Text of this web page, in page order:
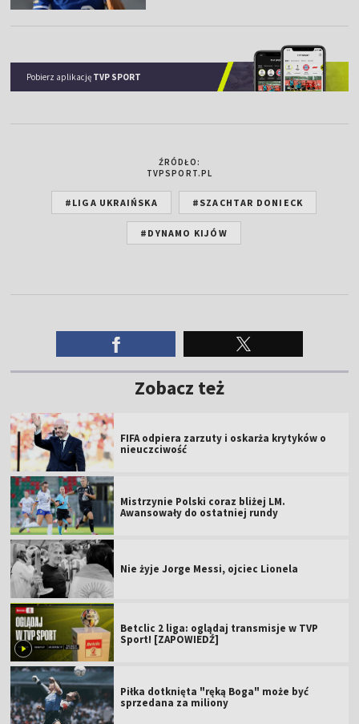
Pobierz aplikację TVP SPORT
ŹRÓDŁO:
TVPSPORT.PL
#LIGA UKRAIŃSKA #SZACHTAR DONIECK
#DYNAMO KIJÓW
Zobacz też
FIFA odpiera zarzuty i oskarża krytyków o
nieuczciwość
Mistrzynie Polski coraz bliżej LM.
Awansowały do ostatniej rundy
Nie żyje Jorge Messi, ojciec Lionela
Betclic 2 liga: oglądaj transmisje w TVP
Sport! [ZAPOWIEDŹ]
Piłka dotknięta "ręką Boga" może być
sprzedana za miliony